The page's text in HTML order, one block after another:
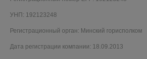
УНП: 192123248
Регистрационный орган: Минский горисполком
Дата регистрации компании: 18.09.2013